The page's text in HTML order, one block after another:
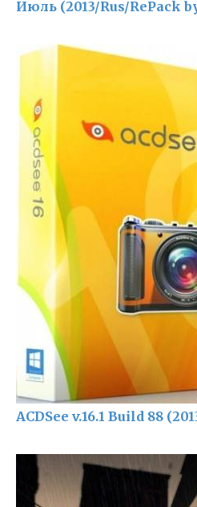
Июль (2013/Rus/RePack
ACDSee v.16.1 Build 88